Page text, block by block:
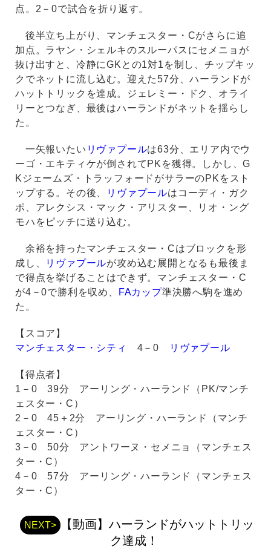
点。2－0で試合を折り返す。
後半立ち上がり、マンチェスター・Cがさらに追
加点。ラヤン・シェルキのスルーパスにセメニョが
抜け出すと、冷静にGKとの1対1を制し、チップキッ
クでネットに流し込む。迎えた57分、ハーランドが
ハットトリックを達成。ジェレミー・ドク、オライ
リーとつなぎ、最後はハーランドがネットを揺らし
た。
一矢報いたい リヴァプールは63分、エリア内でウ
ーゴ・エキティケが倒されてPKを獲得。しかし、G
Kジェームズ・トラッフォードがサラーのPKをスト
ップする。その後、
リヴァプールはコーディ・ガク
ポ、アレクシス・マック・アリスター、リオ・ング
モハをピッチに送り込む。
余裕を持ったマンチェスター・Cはブロックを形
成し、
リヴァプールが攻め込む展開となるも最後ま
で得点を挙げることはできず。マンチェスター・C
が4－0で勝利を収め、
FAカップ準決勝へ駒を進め
た。
【スコア】
マンチェスター・シティ
4－0 リヴァプール
【得点者】
1－0 39分 アーリング・ハーランド（PK/マンチ
ェスター・C）
2－0 45＋2分 アーリング・ハーランド（マンチ
ェスター・C）
3－0 50分 アントワーヌ・セメニョ（マンチェス
ター・C）
4－0 57分 アーリング・ハーランド（マンチェス
ター・C）
NEXT>
【動画】ハーランドがハットトリッ
ク達成！